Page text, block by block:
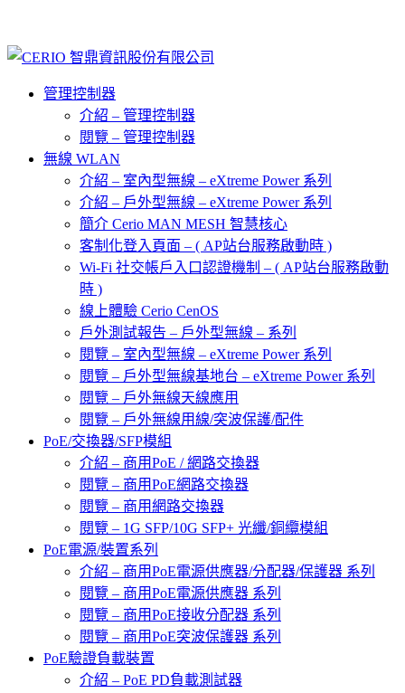
管理控制器
介紹 – 管理控制器
閱覽 – 管理控制器
無線 WLAN
介紹 – 室內型無線 – eXtreme Power 系列
介紹 – 戶外型無線 – eXtreme Power 系列
簡介 Cerio MAN MESH 智慧核心
客制化登入頁面 – ( AP站台服務啟動時 )
Wi-Fi 社交帳戶入口認證機制 – ( AP站台服務啟動
時 )
線上體驗 Cerio CenOS
戶外測試報告 – 戶外型無線 – 系列
閱覽 – 室內型無線 – eXtreme Power 系列
閱覽 – 戶外型無線基地台 – eXtreme Power 系列
閱覽 – 戶外無線天線應用
閱覽 – 戶外無線用線/突波保護/配件
PoE/交換器/SFP模組
介紹 – 商用PoE / 網路交換器
閱覽 – 商用PoE網路交換器
閱覽 – 商用網路交換器
閱覽 – 1G SFP/10G SFP+ 光纖/銅纜模組
PoE電源/裝置系列
介紹 – 商用PoE電源供應器/分配器/保護器 系列
閱覽 – 商用PoE電源供應器 系列
閱覽 – 商用PoE接收分配器 系列
閱覽 – 商用PoE突波保護器 系列
PoE驗證負載裝置
介紹 – PoE PD負載測試器